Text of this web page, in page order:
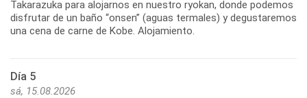
Takarazuka para alojarnos en nuestro ryokan, donde podemos
disfrutar de un baño “onsen” (aguas termales) y degustaremos
una cena de carne de Kobe. Alojamiento.
Día 5
sá, 15.08.2026